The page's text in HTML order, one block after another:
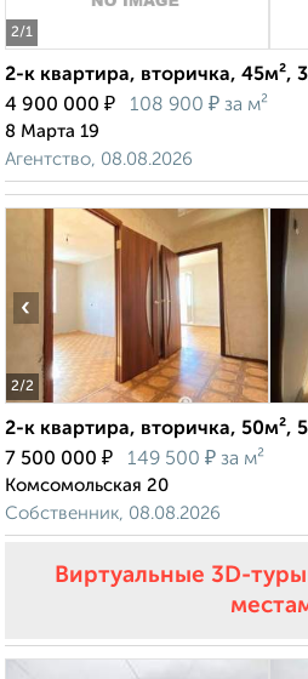
2/1
2-к квартира, вторичка, 45м²,
4 900 000 ₽ 108 900 ₽ за м²
8 Марта 19
Агентство, 08.08.2026
2/2
‹
2-к квартира, вторичка, 50м²,
7 500 000 ₽ 149 500 ₽ за м²
Комсомольская 20
Собственник, 08.08.2026
Виртуальные 3D-